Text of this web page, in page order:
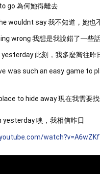
go 為何她得離去
wouldnt say 我不知道，她也
wrong 我想是我說錯了一些
yesterday 此刻，我多麼嚮往昨
was such an easy game to
to hide away 現在我需要
yesterday 噢，我相信昨日